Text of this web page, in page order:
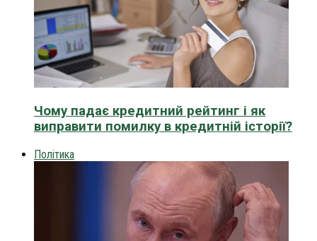
Чому падає кредитний рейтинг і як
виправити помилку в кредитній історії?
Політика